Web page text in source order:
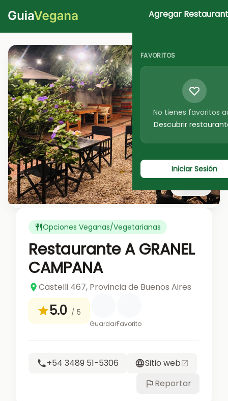
Iniciar Sesion
Agregar
FAVORITOS
No tienes favoritos
Descubrir
Iniciar Sesión
Ver foto
Opciones Veganas/Vegetarianas
Restaurante A GRANEL
CAMPANA
Castelli 467, Provincia de Buenos Aires
5.0 / 5
GuardarFavorito
+54 3489 51-5306
Sitio web
Reportar